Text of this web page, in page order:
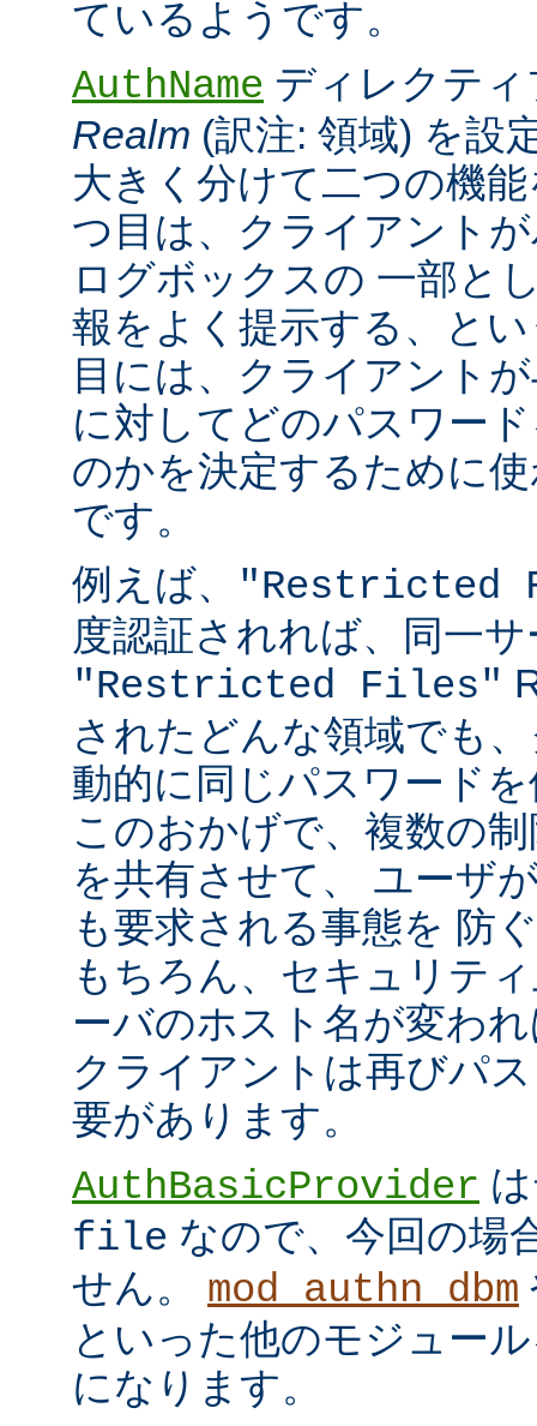
ているようです。
AuthName ディレクテ
Realm (訳注: 領域) を設
大きく分けて二つの機
つ目は、クライアント
ログボックスの 一部と
報をよく提示する、と
目には、クライアント
に対してどのパスワー
のかを決定するために
です。
例えば、
"Restricted
度認証されれば、同一
"Restricted Files"
されたどんな領域でも
動的に同じパスワード
このおかげで、複数の
を共有させて、 ユーザ
も要求される事態を 防
もちろん、セキュリテ
ーバのホスト名が変わ
クライアントは再びパ
要があります。
AuthBasicProvider
file なので、今回の場
せん。 mod_authn_dbm
といった他のモジュー
になります。